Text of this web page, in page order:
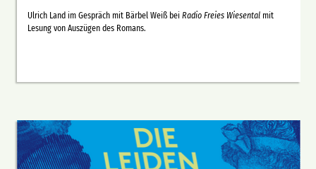
Ulrich Land im Gespräch mit Bärbel Weiß beiRadio Freies Wiesental mit
Lesung von Auszügen des Romans.